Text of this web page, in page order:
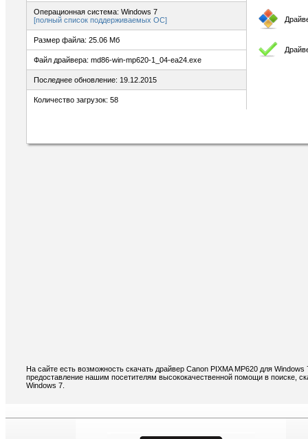
Операционная система: Windows 7
[полный список поддерживаемых ОС]
Размер файла: 25.06 Мб
Файл драйвера: md86-win-mp620-1_04-ea24.exe
Последнее обновление: 19.12.2015
Количество загрузок: 58
На сайте есть возможность скачать драйвер Canon PIXMA MP620 для
предоставление нашим посетителям высококачественной помощи в поиске,
Windows 7.